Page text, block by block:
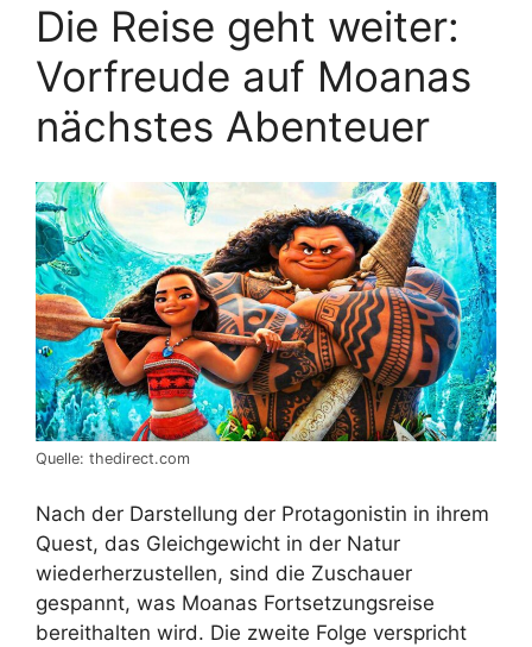
Die Reise geht weiter:
Vorfreude auf Moanas
nächstes Abenteuer
Quelle: thedirect.com
Nach der Darstellung der Protagonistin in ihrem
Quest, das Gleichgewicht in der Natur
wiederherzustellen, sind die Zuschauer
gespannt, was Moanas Fortsetzungsreise
bereithalten wird. Die zweite Folge verspricht